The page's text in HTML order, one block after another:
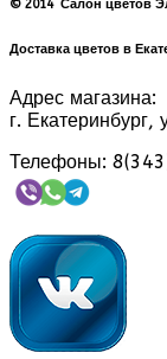
© 2014 Салон цветов
Доставка цветов в
Адрес магазина:
г. Екатеринбург,
Телефоны: